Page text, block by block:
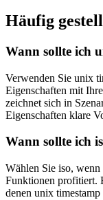
Häufig
Wann sollte ich
Verwenden Sie unix
Eigenschaften mit
zeichnet sich in
Eigenschaften klare
Wann sollte ich
Wählen Sie iso, wenn
Funktionen profitiert.
denen unix